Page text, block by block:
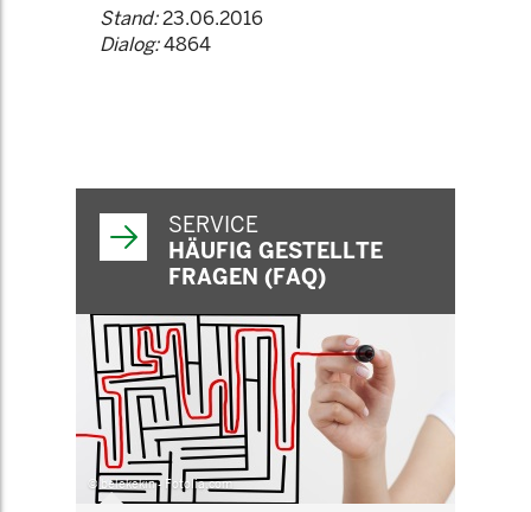
Stand:23.06.2016
Dialog:4864
SERVICE
HÄUFIG GESTELLTE
FRAGEN (FAQ)
© belekekin - Fotolia.com